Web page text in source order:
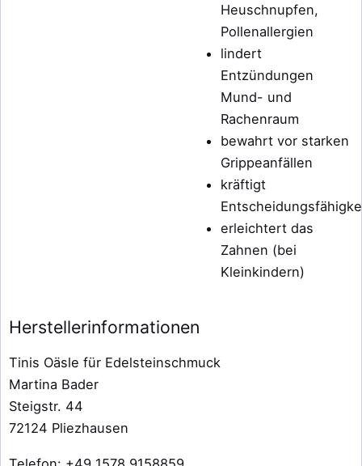
Heuschnupfen,
Pollenallergien
lindert
Entzündungen
Mund- und
Rachenraum
bewahrt vor starken
Grippeanfällen
kräftigt
erleichtert das
Zahnen (bei
Kleinkindern)
Herstellerinformationen
Tinis Oäsle für Edelsteinschmuck
Martina Bader
Steigstr. 44
72124 Pliezhausen